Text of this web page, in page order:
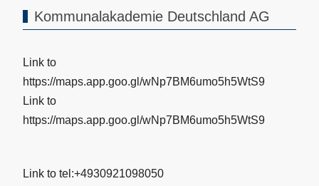
Kommunalakademie Deutschland AG
Link to
https://maps.app.goo.gl/wNp7BM6umo5h5WtS9
Link to
https://maps.app.goo.gl/wNp7BM6umo5h5WtS9
Link to tel:+4930921098050